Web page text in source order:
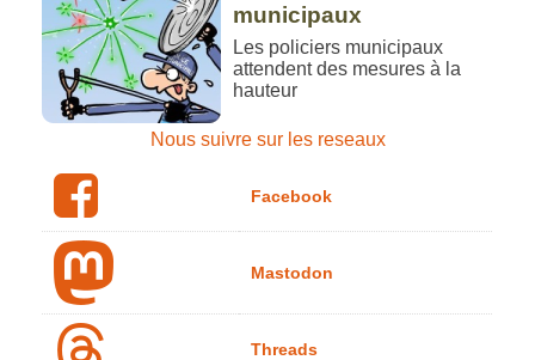
municipaux
Les policiers municipaux
attendent des mesures à la
hauteur
Nous suivre sur les reseaux
Facebook
Mastodon
Threads